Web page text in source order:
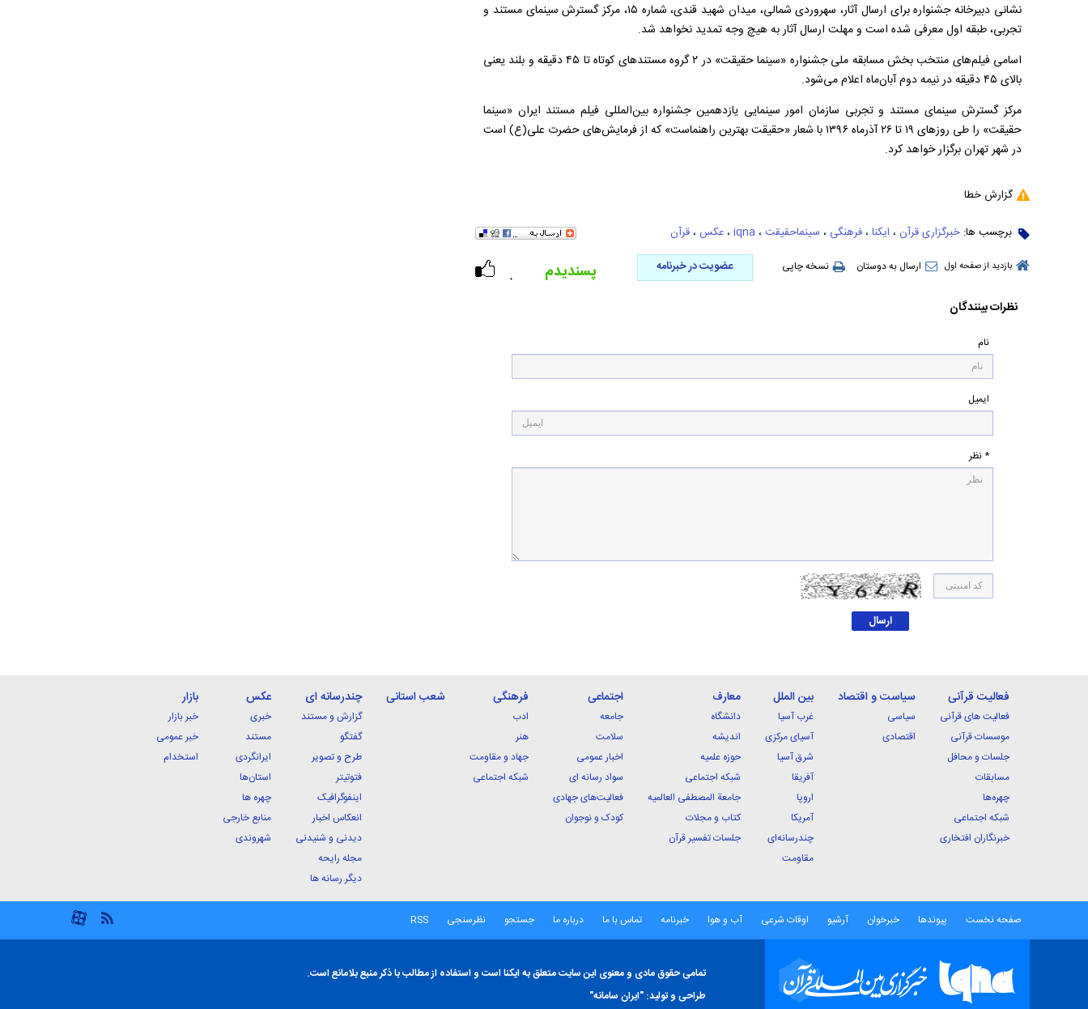
نشانی دبیرخانه جشنواره برای ارسال آثار، سهروردی شمالی، میدان شهید قندی، شماره ۱۵، مرکز گسترش سینمای مستند و
تجربی، طبقه اول معرفی شده است و مهلت ارسال آثار به هیچ وجه تمدید نخواهد شد.
اسامی فیلم‌های منتخب بخش مسابقه ملی جشنواره «سینما حقیقت» در ۲ گروه مستندهای کوتاه تا ۴۵ دقیقه و بلند یعنی
بالای ۴۵ دقیقه در نیمه دوم آبان‌ماه اعلام می‌شود
.
مرکز گسترش سینمای مستند و تجربی سازمان امور سینمایی یازدهمین جشنواره بین‌المللی فیلم مستند ایران «سینما
حقیقت» را طی روزهای ۱۹ تا ۲۶ آذرماه ۱۳۹۶ با شعار «حقیقت بهترین راهنماست» که از فرمایش‌های حضرت علی(ع) است
در شهر تهران برگزار خواهد کرد.
گزارش خطا
برچسب ها: خبرگزاری قرآن ، ایکنا ، فرهنگی ، سینماحقیقت ، iqna ، عکس ، قرآن
بازدید از صفحه اول ارسال به دوستان نسخه چاپی عضویت در خبرنامه
۰ پسندیدم
نظرات بینندگان
نام
ایمیل
* نظر
فعالیت قرآنی
فعالیت های قرآنی
موسسات قرآنی
جلسات و محافل
مسابقات
چهره‌ها
شبکه اجتماعی
خبرنگاران افتخاری
سیاست و اقتصاد
سیاسی
اقتصادی
بین الملل
غرب آسیا
آسیای مرکزی
شرق آسیا
آفریقا
اروپا
آمریکا
چندرسانه‌ای
مقاومت
معارف
دانشگاه
اندیشه
حوزه علمیه
شبکه اجتماعی
جامعة المصطفی العالمیه
کتاب و مجلات
جلسات تفسیر قرآن
اجتماعی
جامعه
سلامت
اخبار عمومی
سواد رسانه ای
فعالیت‌های جهادی
کودک و نوجوان
فرهنگی
ادب
هنر
جهاد و مقاومت
شبکه اجتماعی
شعب استانی چندرسانه ای
گزارش و مستند
گفتگو
طرح و تصویر
فتوتیتر
اینفوگرافیک
انعکاس اخبار
دیدنی و شنیدنی
مجله رایحه
دیگر رسانه ها
عکس
خبری
مستند
ایرانگردی
استان‌ها
چهره ها
منابع خارجی
شهروندی
بازار
خبر بازار
خبر عمومی
استخدام
صفحه نخست پیوندها خبرخوان آرشیو اوقات شرعی آب و هوا خبرنامه تماس با ما درباره ما جستجو نظرسنجی RSS
تمامی حقوق مادی و معنوی این سایت متعلق به ایکنا است و استفاده از مطالب با ذکر منبع بلامانع است.
طراحی و تولید: "ایران سامانه"